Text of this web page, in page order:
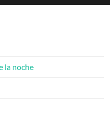
la noche